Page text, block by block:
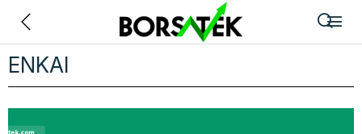
ENKAI